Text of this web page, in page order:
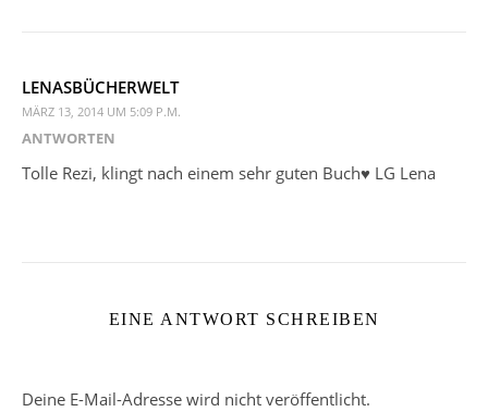
LENASBÜCHERWELT
MÄRZ 13, 2014 UM 5:09 P.M.
ANTWORTEN
Tolle Rezi, klingt nach einem sehr guten Buch♥ LG Lena
EINE ANTWORT SCHREIBEN
Deine E-Mail-Adresse wird nicht veröffentlicht.